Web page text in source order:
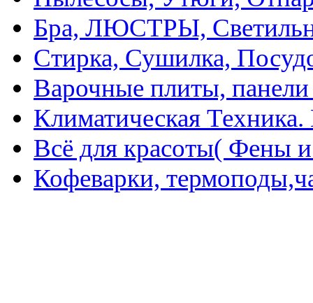
Бра, ЛЮСТРЫ,
Стирка, Сушилка,
Варочные плиты,
Климатическая
Всё для красоты( Фены
Кофеварки,